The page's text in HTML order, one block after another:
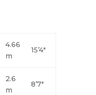
4.66
m
15’4″
2.6
m
8’7″